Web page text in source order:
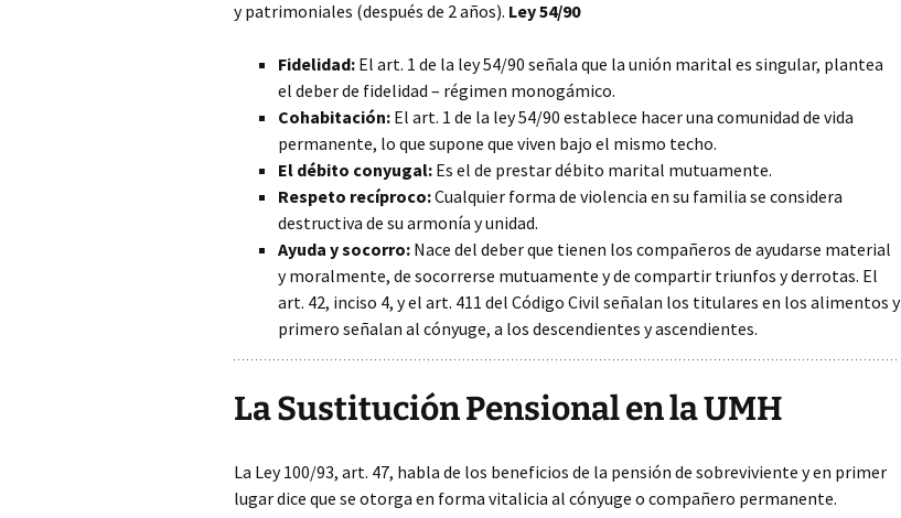
y patrimoniales (después de 2 años). Ley 54/90
Fidelidad: El art. 1 de la ley 54/90 señala que la unión marital es singular, plantea
el deber de fidelidad – régimen monogámico.
Cohabitación: El art. 1 de la ley 54/90 establece hacer una comunidad de vida
permanente, lo que supone que viven bajo el mismo techo.
El débito conyugal: Es el de prestar débito marital mutuamente.
Respeto recíproco:Cualquier forma de violencia en su familia se considera
destructiva de su armonía y unidad.
Ayuda y socorro: Nace del deber que tienen los compañeros de ayudarse material
y moralmente, de socorrerse mutuamente y de compartir triunfos y derrotas. El
art. 42, inciso 4, y el art. 411 del Código Civil señalan los titulares en los alimentos y
primero señalan al cónyuge, a los descendientes y ascendientes.
La Sustitución Pensional en la UMH
La Ley 100/93, art. 47, habla de los beneficios de la pensión de sobreviviente y en primer
lugar dice que se otorga en forma vitalicia al cónyuge o compañero permanente.